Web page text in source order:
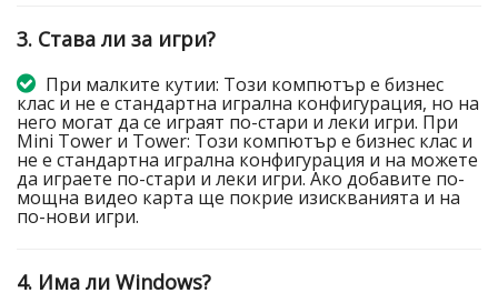
3. Става ли за игри?
При малките кутии: Този компютър е бизнес
клас и не е стандартна игрална конфигурация, но на
него могат да се играят по-стари и леки игри. При
Mini Tower и Tower: Този компютър е бизнес клас и
не е стандартна игрална конфигурация и на можете
да играете по-стари и леки игри. Ако добавите по-
мощна видео карта ще покрие изискванията и на
по-нови игри.
4. Има ли Windows?